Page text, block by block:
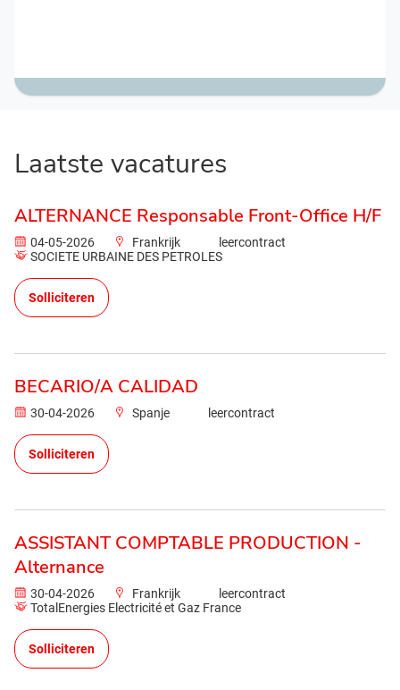
Laatste vacatures
ALTERNANCE Responsable Front-Office H/F
04-05-2026 Frankrijk
leercontract
SOCIETE URBAINE DES PETROLES
Solliciteren
BECARIO/A CALIDAD
30-04-2026 Spanje leercontract
Solliciteren
ASSISTANT COMPTABLE PRODUCTION -
Alternance
30-04-2026 Frankrijk
leercontract
TotalEnergies Electricité et Gaz France
Solliciteren